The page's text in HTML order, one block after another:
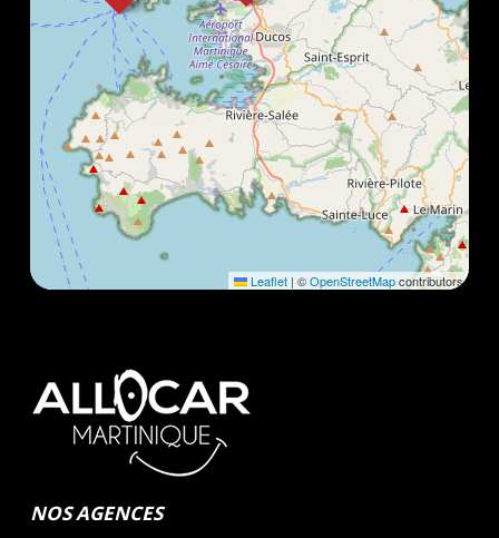
Leaflet | ©OpenStreetMapcontributors
NOS AGENCES